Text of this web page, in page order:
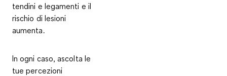
tendini e legamenti e il
rischio di lesioni
aumenta.
In ogni caso, ascolta le
tue percezioni